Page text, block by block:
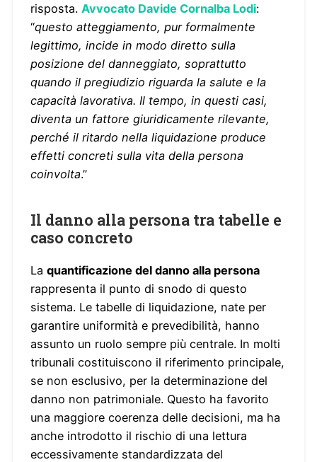
risposta. Avvocato Davide Cornalba Lodi:
“questo atteggiamento, pur formalmente
legittimo, incide in modo diretto sulla
posizione del danneggiato, soprattutto
quando il pregiudizio riguarda la salute e la
capacità lavorativa. Il tempo, in questi casi,
diventa un fattore giuridicamente rilevante,
perché il ritardo nella liquidazione produce
effetti concreti sulla vita della persona
coinvolta.”
Il danno alla persona tra tabelle e
caso concreto
La quantificazione del danno alla persona
rappresenta il punto di snodo di questo
sistema. Le tabelle di liquidazione, nate per
garantire uniformità e prevedibilità, hanno
assunto un ruolo sempre più centrale. In molti
tribunali costituiscono il riferimento principale,
se non esclusivo, per la determinazione del
danno non patrimoniale. Questo ha favorito
una maggiore coerenza delle decisioni, ma ha
anche introdotto il rischio di una lettura
eccessivamente standardizzata del